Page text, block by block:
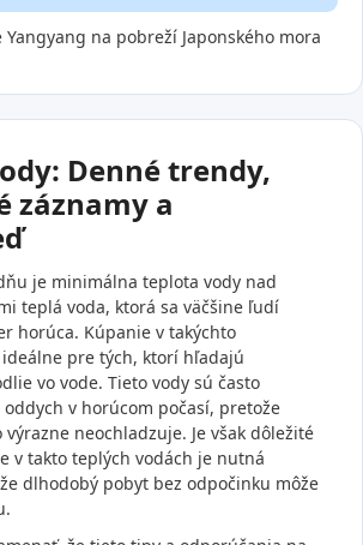
na pobreží Japonského mora
Denné trendy,
záznamy a
je minimálna teplota vody nad
teplá voda, ktorá sa väčšine ľudí
horúca. Kúpanie v takýchto
pre tých, ktorí hľadajú
vo vode. Tieto vody sú často
v horúcom počasí, pretože
neochladzuje. Je však dôležité
v takto teplých vodách je nutná
dlhodobý pobyt bez odpočinku môže